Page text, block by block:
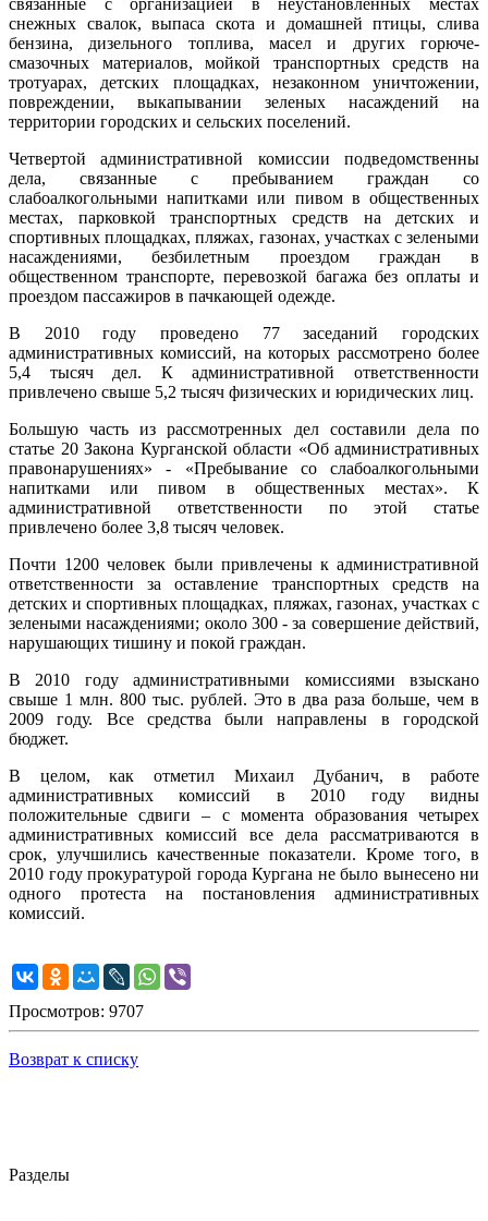
связанные с организацией в неустановленных местах
снежных свалок, выпаса скота и домашней птицы, слива
бензина, дизельного топлива, масел и других горюче-
смазочных материалов, мойкой транспортных средств на
тротуарах, детских площадках, незаконном уничтожении,
повреждении, выкапывании зеленых насаждений на
территории городских и сельских поселений.
Четвертой административной комиссии подведомственны
дела, связанные с пребыванием граждан со
слабоалкогольными напитками или пивом в общественных
местах, парковкой транспортных средств на детских и
спортивных площадках, пляжах, газонах, участках с зелеными
насаждениями, безбилетным проездом граждан в
общественном транспорте, перевозкой багажа без оплаты и
проездом пассажиров в пачкающей одежде.
В 2010 году проведено 77 заседаний городских
административных комиссий, на которых рассмотрено более
5,4 тысяч дел. К административной ответственности
привлечено свыше 5,2 тысяч физических и юридических лиц.
Большую часть из рассмотренных дел составили дела по
статье 20 Закона Курганской области «Об административных
правонарушениях» - «Пребывание со слабоалкогольными
напитками или пивом в общественных местах». К
административной ответственности по этой статье
привлечено более 3,8 тысяч человек.
Почти 1200 человек были привлечены к административной
ответственности за оставление транспортных средств на
детских и спортивных площадках, пляжах, газонах, участках с
зелеными насаждениями; около 300 - за совершение действий,
нарушающих тишину и покой граждан.
В 2010 году административными комиссиями взыскано
свыше 1 млн. 800 тыс. рублей. Это в два раза больше, чем в
2009 году. Все средства были направлены в городской
бюджет.
В целом, как отметил Михаил Дубанич, в работе
административных комиссий в 2010 году видны
положительные сдвиги – с момента образования четырех
административных комиссий все дела рассматриваются в
срок, улучшились качественные показатели. Кроме того, в
2010 году прокуратурой города Кургана не было вынесено ни
одного протеста на постановления административных
комиссий.
Просмотров: 9707
Возврат к списку
Разделы